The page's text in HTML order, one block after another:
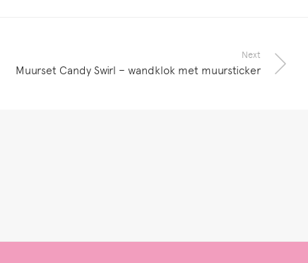
Next
Muurset Candy Swirl – wandklok met muursticker